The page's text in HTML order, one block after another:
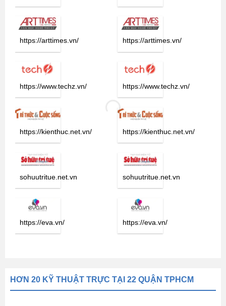
https://arttimes.vn/
https://www.techz.vn/
https://kienthuc.net.vn/
sohuutritue.net.vn
https://eva.vn/
https://arttimes.vn/
https://www.techz.vn/
https://kienthuc.net.vn/
sohuutritue.net.vn
https://eva.vn/
HƠN 20 KỸ THUẬT TRỰC TẠI 22 QUẬN TPHCM